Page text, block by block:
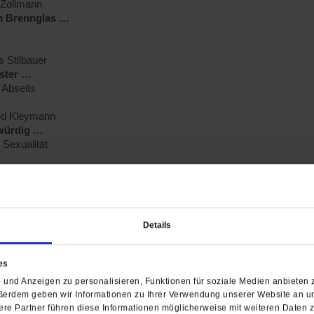
Details
Anzeigen zu personalisieren, Funktionen für soziale Medien anbieten
geben wir Informationen zu Ihrer Verwendung unserer Website an
Partner führen diese Informationen möglicherweise mit weiteren Daten
Brennglas …
Stilbauer
…
Kleymann
…
Sexualität
Forum ; 48 Seiten
in
einem
in
einem